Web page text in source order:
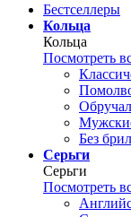
Бестселлеры
Кольца
Кольца
Посмотреть
Без
Серьги
Серьги
Посмотреть